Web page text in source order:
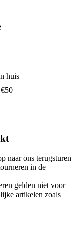
huis
naar ons terugsturen
in de
gelden niet voor
artikelen zoals